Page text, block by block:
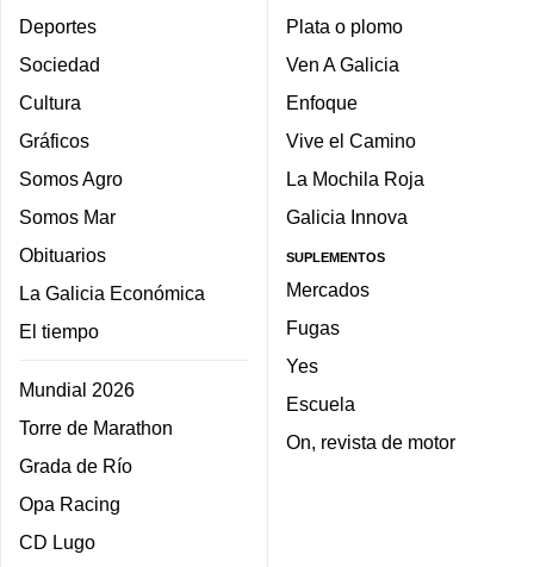
Deportes
Sociedad
Cultura
Gráficos
Somos Agro
Somos Mar
Obituarios
La Galicia Económica
El tiempo
Mundial 2026
Torre de Marathon
Grada de Río
Opa Racing
CD Lugo
Plata o plomo
Ven A Galicia
Enfoque
Vive el Camino
La Mochila Roja
Galicia Innova
SUPLEMENTOS
Mercados
Fugas
Yes
Escuela
On, revista de motor